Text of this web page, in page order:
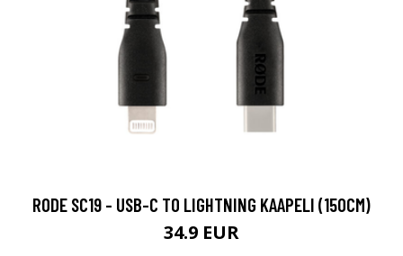
RODE SC19 - USB-C TO LIGHTNING KAAPELI (150CM)
34.9 EUR